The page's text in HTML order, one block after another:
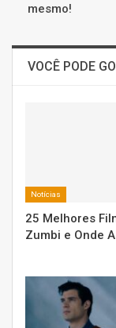
mesmo!
VOCÊ PODE
Notícias
25 Melhores
Zumbi e Onde